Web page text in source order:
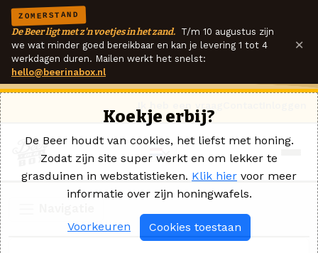
ZOMERSTAND
De Beer ligt met z'n voetjes in het zand. T/m 10 augustus zijn
we wat minder goed bereikbaar en kan je levering 1 tot 4
werkdagen duren. Mailen werkt het snelst:
hello@beerinabox.nl
×
Koekje erbij?
De Beer houdt van cookies, het liefst met honing.
Zodat zijn site super werkt en om lekker te
grasduinen in webstatistieken. Klik hier voor meer
informatie over zijn honingwafels.
Voorkeuren Cookies toestaan